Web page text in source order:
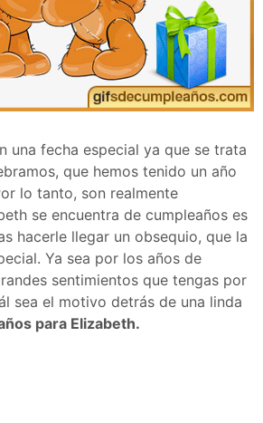
una fecha especial ya que se trata
que hemos tenido un año
lo tanto, son realmente
se encuentra de cumpleaños es
hacerle llegar un obsequio, que la
Ya sea por los años de
sentimientos que tengas por
sea el motivo detrás de una linda
para Elizabeth.